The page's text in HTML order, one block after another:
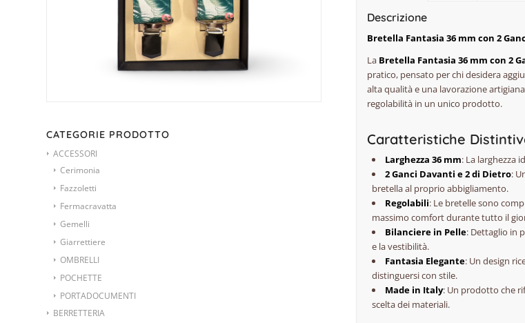
CATEGORIE PRODOTTO
ACCESSORI
Cerimonia
Fazzoletti
Fermacravatta
Gemelli
Giarrettiere
OMBRELLI
POCHETTE
PORTADOCUMENTI
BERRETTERIA
Descrizione
Bretella Fantasia 36 mm con 2
La Bretella Fantasia 36 mm con 2
pratico, pensato per chi desidera
alta qualità e una lavorazione
regolabilità in un unico prodotto.
Caratteristiche
Larghezza 36 mm: La larghezza
2 Ganci Davanti e 2 di Dietro:
bretella al proprio abbigliamento.
Regolabili: Le bretelle sono
massimo comfort durante tutto il
Bilanciere in Pelle: Dettaglio in
e la vestibilità.
Fantasia Elegante: Un design
distinguersi con stile.
Made in Italy: Un prodotto che
scelta dei materiali.